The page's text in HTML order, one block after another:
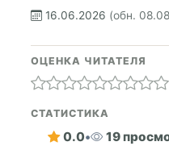
16.06.2026 (обн.
ОЦЕНКА ЧИТАТЕЛЯ
СТАТИСТИКА
0.0• 19